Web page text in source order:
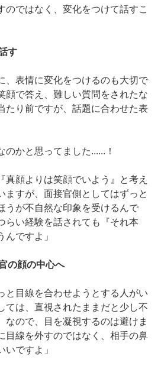
のではなく、変化をつけて話すこ
す
、表情に変化をつけるのも大切で
顔で答え、難しい質問をされたな
たり前ですが、話題に合わせた表
のかと思ってました......！
真顔よりは笑顔でいよう』と考え
ますが、面接官側としてはずっと
うが不自然な印象を受けるんで
らい経験を話されても『それ本
んですよ」
の顔の中心へ
と目線を合わせようとする人がい
ては、直視されたままだと少し不
なので、目を凝視するのは避けま
目線を外すのではなく、相手の鼻
ですよ」